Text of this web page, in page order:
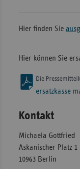
Hier finden Sie
Hier können Sie
Die
ersatzkasse
Kontakt
Michaela Gottfried
Askanischer Platz 1
10963 Berlin